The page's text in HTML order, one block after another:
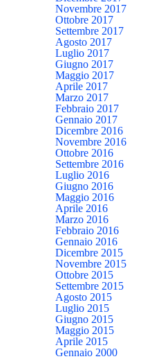
Novembre 2017
Ottobre 2017
Settembre 2017
Agosto 2017
Luglio 2017
Giugno 2017
Maggio 2017
Aprile 2017
Marzo 2017
Febbraio 2017
Gennaio 2017
Dicembre 2016
Novembre 2016
Ottobre 2016
Settembre 2016
Luglio 2016
Giugno 2016
Maggio 2016
Aprile 2016
Marzo 2016
Febbraio 2016
Gennaio 2016
Dicembre 2015
Novembre 2015
Ottobre 2015
Settembre 2015
Agosto 2015
Luglio 2015
Giugno 2015
Maggio 2015
Aprile 2015
Gennaio 2000